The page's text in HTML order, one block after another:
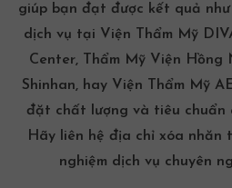
giúp bạn đạt được kết quả
dịch vụ tại Viện Thẩm Mỹ
Center, Thẩm Mỹ Viện Hồng
Shinhan, hay Viện Thẩm Mỹ
đặt chất lượng và tiêu chuẩn
Hãy liên hệ địa chỉ xóa
nghiệm dịch vụ chuyên